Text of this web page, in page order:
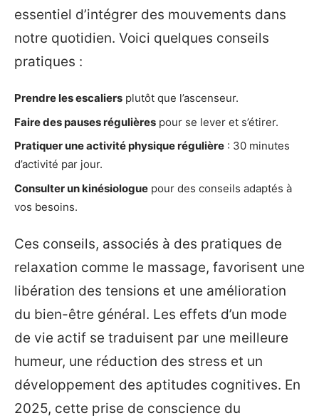
essentiel d’intégrer des mouvements dans
notre quotidien. Voici quelques conseils
pratiques :
Prendre les escaliers plutôt que l’ascenseur.
Faire des pauses régulières pour se lever et s’étirer.
Pratiquer une activité physique régulière : 30 minutes
d’activité par jour.
Consulter un kinésiologue pour des conseils adaptés à
vos besoins.
Ces conseils, associés à des pratiques de
relaxation comme le massage, favorisent une
libération des tensions et une amélioration
du bien-être général. Les effets d’un mode
de vie actif se traduisent par une meilleure
humeur, une réduction des stress et un
développement des aptitudes cognitives. En
2025, cette prise de conscience du